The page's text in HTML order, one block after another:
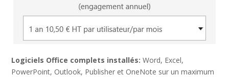
Logiciels Office complets installés: Word, Excel,
PowerPoint, Outlook, Publisher et OneNote sur un maximum